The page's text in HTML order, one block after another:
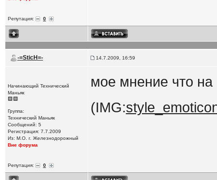
Репутация: 0
-=SticH=- 14.7.2009, 16:59
Начинающий Технический
Маньяк
Группа:
Технический Маньяк
Сообщений: 5
Регистрация: 7.7.2009
Из: М.О. г. Железнодорожный
Вне форума
Репутация: 0
мое мнение что на
(IMG: